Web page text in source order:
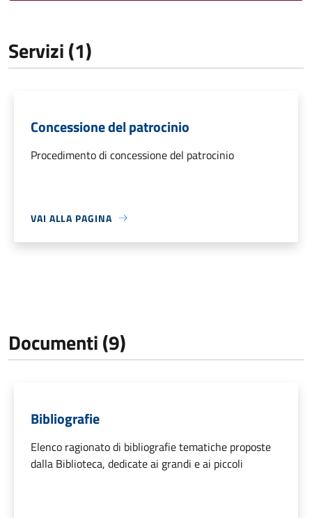
Servizi (1)
Concessione del patrocinio
Procedimento di concessione del patrocinio
VAI ALLA PAGINA
Documenti (9)
Bibliografie
Elenco ragionato di bibliografie tematiche proposte
dalla Biblioteca, dedicate ai grandi e ai piccoli